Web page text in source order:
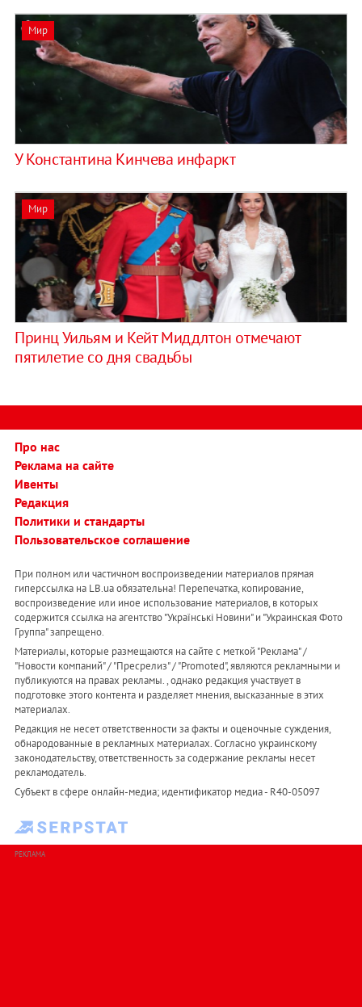
Мир
У Константина Кинчева инфаркт
Мир
Принц Уильям и Кейт Миддлтон отмечают
пятилетие со дня свадьбы
Про нас
Реклама на сайте
Ивенты
Редакция
Политики и стандарты
Пользовательское соглашение
При полном или частичном воспроизведении материалов прямая
гиперссылка на LB.ua обязательна! Перепечатка, копирование,
воспроизведение или иное использование материалов, в которых
содержится ссылка на агентство "Українськi Новини" и "Украинская Фото
Группа" запрещено.
Материалы, которые размещаются на сайте с меткой "Реклама" /
"Новости компаний" / "Пресрелиз" / "Promoted", являются рекламными и
публикуются на правах рекламы. , однако редакция участвует в
подготовке этого контента и разделяет мнения, высказанные в этих
материалах.
Редакция не несет ответственности за факты и оценочные суждения,
обнародованные в рекламных материалах. Согласно украинскому
законодательству, ответственность за содержание рекламы несет
рекламодатель.
Субъект в сфере онлайн-медиа; идентификатор медиа - R40-05097
РЕКЛАМА